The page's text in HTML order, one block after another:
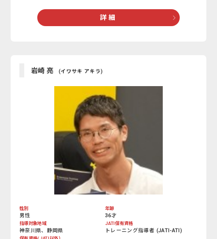
詳 細
岩崎 亮 (イワサキ アキラ)
性別
男性
年齢
36才
指導対象地域
神奈川県、静岡県
JATI保有資格
トレーニング指導者 (JATI-ATI)